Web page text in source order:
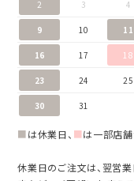
2 3 4
9 10 11
16 17 18
23 24 25
30 31
■は休業日、 ■は一部店舗
休業日のご注文は、翌営